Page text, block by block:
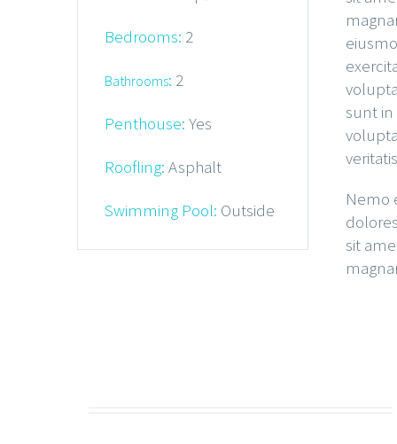
Bedrooms: 2
Bathrooms: 2
Penthouse: Yes
Roofling: Asphalt
Swimming Pool: Outside
sunt in
Nemo
sit